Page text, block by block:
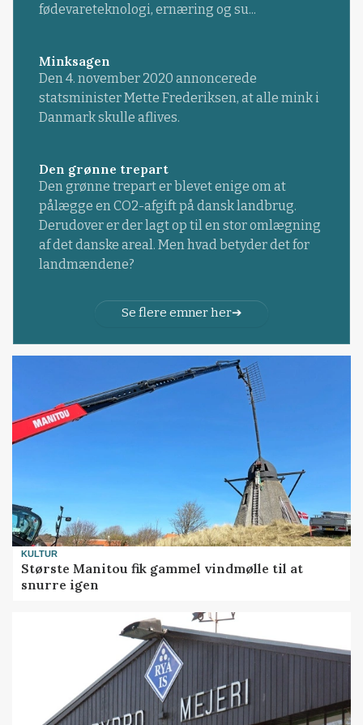
fødevareteknologi, ernæring og su...
Minksagen
Den 4. november 2020 annoncerede
statsminister Mette Frederiksen, at alle mink i
Danmark skulle aflives.
Den grønne trepart
Den grønne trepart er blevet enige om at
pålægge en CO2-afgift på dansk landbrug.
Derudover er der lagt op til en stor omlægning
af det danske areal. Men hvad betyder det for
landmændene?
Se flere emner her
KULTUR
Største Manitou fik gammel vindmølle til at
snurre igen